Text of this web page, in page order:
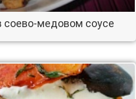
медовом соусе